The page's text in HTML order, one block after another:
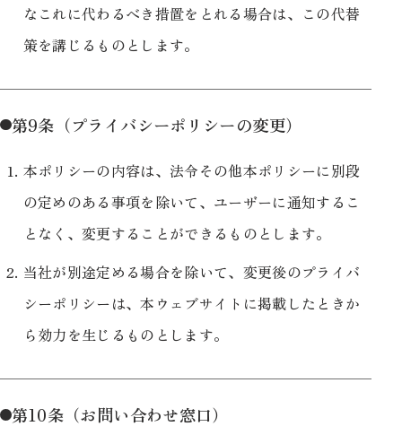
なこれに代わるべき措置をとれる場合は、この代替
策を講じるものとします。
第9条（プライバシーポリシーの変更）
本ポリシーの内容は、法令その他本ポリシーに別段
の定めのある事項を除いて、ユーザーに通知するこ
となく、変更することができるものとします。
当社が別途定める場合を除いて、変更後のプライバ
シーポリシーは、本ウェブサイトに掲載したときか
ら効力を生じるものとします。
第10条（お問い合わせ窓口）